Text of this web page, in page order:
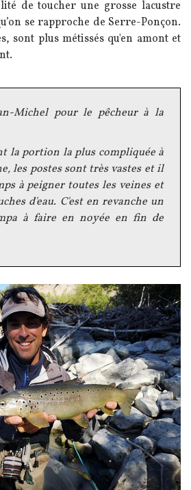
de toucher une grosse lacustre
se rapproche de Serre-Ponçon.
sont plus métissés qu'en amont et
Michel pour le pêcheur à la
la portion la plus compliquée à
les postes sont très vastes et il
à peigner toutes les veines et
d'eau. C'est en revanche un
à faire en noyée en fin de